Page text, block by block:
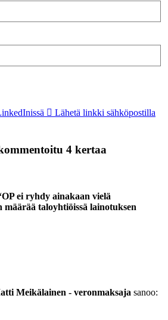
Lähetä linkki sähköpostilla
4 kertaa
ei ryhdy ainakaan vielä
taloyhtiöissä lainotuksen
Meikälainen - veronmaksaja sanoo: